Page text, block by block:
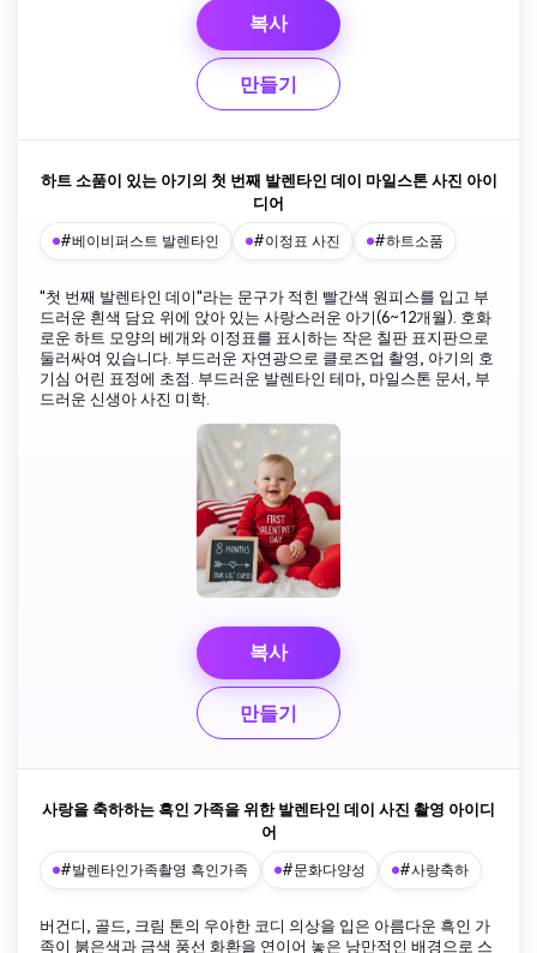
복사
만들기
하트 소품이 있는 아기의 첫 번째 발렌타인 데이 마일스톤 사진 아이
디어
#베이비퍼스트 발렌타인 #이정표 사진 #하트소품
"첫 번째 발렌타인 데이"라는 문구가 적힌 빨간색 원피스를 입고 부
드러운 흰색 담요 위에 앉아 있는 사랑스러운 아기(6~12개월). 호화
로운 하트 모양의 베개와 이정표를 표시하는 작은 칠판 표지판으로
둘러싸여 있습니다. 부드러운 자연광으로 클로즈업 촬영, 아기의 호
기심 어린 표정에 초점. 부드러운 발렌타인 테마, 마일스톤 문서, 부
드러운 신생아 사진 미학.
복사
만들기
사랑을 축하하는 흑인 가족을 위한 발렌타인 데이 사진 촬영 아이디
어
#발렌타인가족촬영 흑인가족 #문화다양성 #사랑축하
버건디, 골드, 크림 톤의 우아한 코디 의상을 입은 아름다운 흑인 가
족이 붉은색과 금색 풍선 화환을 연이어 놓은 낭만적인 배경으로 스